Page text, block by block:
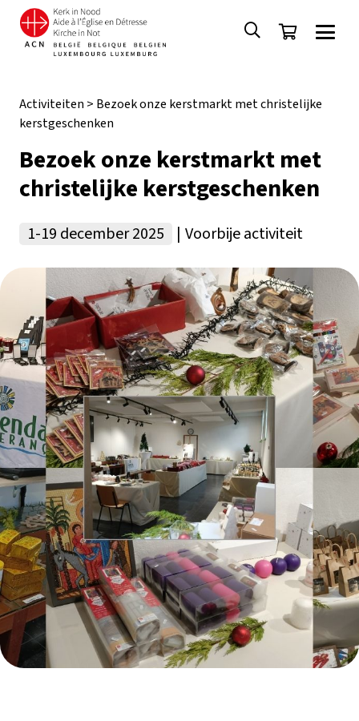
Activiteiten > Bezoek onze kerstmarkt met christelijke
kerstgeschenken
Bezoek onze kerstmarkt met
christelijke kerstgeschenken
1-19 december 2025 | Voorbije activiteit